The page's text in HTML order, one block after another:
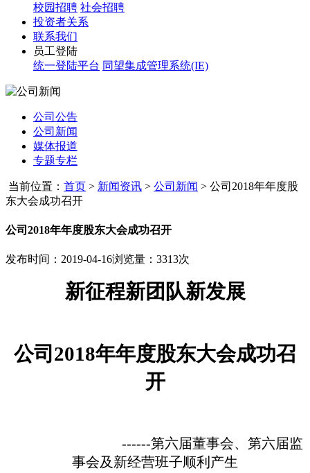
校园招聘 社会招聘
投资者关系
联系我们
员工登陆
统一登陆平台 同望集成管理系统(IE)
公司公告
公司新闻
媒体报道
专题专栏
当前位置： 首页 > 新闻资讯 > 公司新闻 > 公司2018年年度股
东大会成功召开
公司2018年年度股东大会成功召开
发布时间：2019-04-16浏览量：3313次
新征程新团队新发展
公司 2018年年度股东大会成功召
开
------第六届董事会、第六届监
事会及新经营班子顺利产生